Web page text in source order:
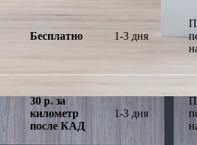
Бесплатно 1-3 дня
30 р. за
километр
после КАД
1-3 дня